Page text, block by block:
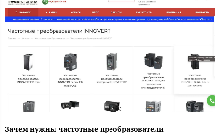
Зачем нужны частотные преобразователи